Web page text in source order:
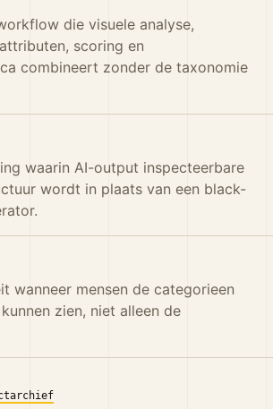
die visuele analyse,
scoring en
combineert zonder de taxonomie
waarin AI-output inspecteerbare
wordt in plaats van een black-
wanneer mensen de categorieen
zien, niet alleen de